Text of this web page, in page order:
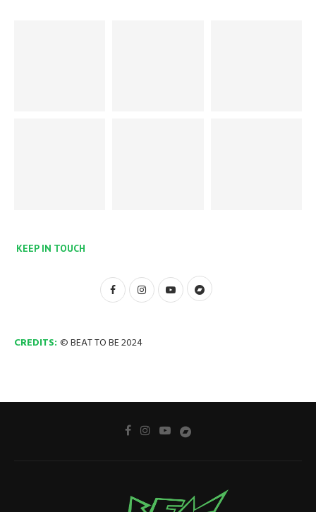
KEEP IN TOUCH
CREDITS: © BEAT TO BE 2024